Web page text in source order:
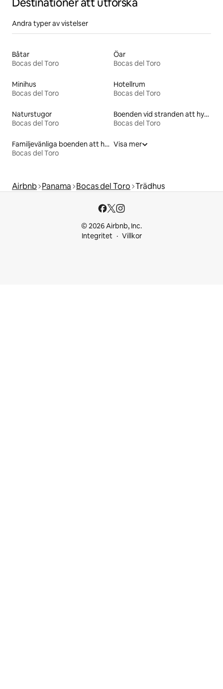
Andra typer av vistelser
Båtar
Bocas del Toro
Öar
Bocas del Toro
Minihus
Bocas del Toro
Hotellrum
Bocas del Toro
Naturstugor
Bocas del Toro
Boenden vid stranden att hyra
Bocas del Toro
Familjevänliga boenden att hyra
Bocas del Toro
Visa mer
Airbnb Panama Bocas del Toro Trädhus
© 2026 Airbnb, Inc.
Integritet
Villkor